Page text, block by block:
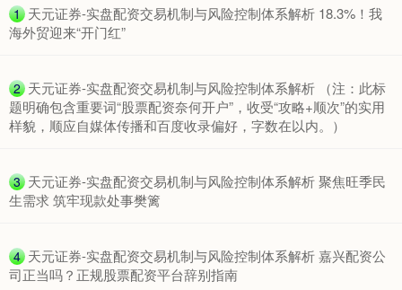
1 ​天元证券-实盘配资交易机制与风险控制体系解析 18.3%！我
海外贸迎来“开门红”
2 ​天元证券-实盘配资交易机制与风险控制体系解析 （注：此标
题明确包含重要词“股票配资奈何开户”，收受“攻略+顺次”的实用
样貌，顺应自媒体传播和百度收录偏好，字数在以内。）
3 ​天元证券-实盘配资交易机制与风险控制体系解析 聚焦旺季民
生需求 筑牢现款处事樊篱
4 ​天元证券-实盘配资交易机制与风险控制体系解析 嘉兴配资公
司正当吗？正规股票配资平台辞别指南